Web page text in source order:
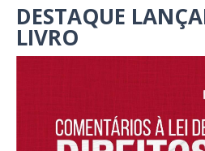
DESTAQUE
LIVRO